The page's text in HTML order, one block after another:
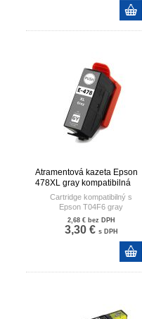
uvádzané pri 5% pokrytí strany
Atramentová kazeta Epson
478XL gray kompatibilná
Cartridge kompatibilný s
Epson T04F6 gray
Originálne označenie
cartridge C13T04F64010
Objem atramentu v kazete 12ml
2,68 € bez DPH
3,30 € s DPH